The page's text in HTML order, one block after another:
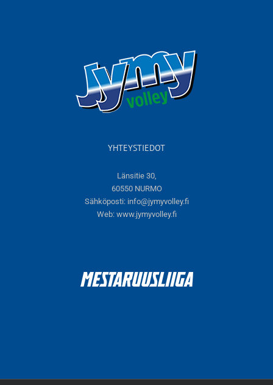
YHTEYSTIEDOT
Länsitie 30,
60550 NURMO
Sähköposti: info@jymyvolley.fi
Web: www.jymyvolley.fi